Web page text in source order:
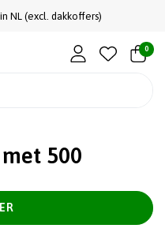
NL (excl. dakkoffers)
0
500